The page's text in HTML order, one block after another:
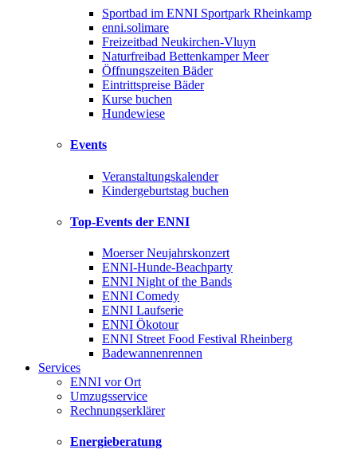
Sportbad im ENNI Sportpark Rheinkamp
enni.solimare
Freizeitbad Neukirchen-Vluyn
Naturfreibad Bettenkamper Meer
Öffnungszeiten Bäder
Eintrittspreise Bäder
Kurse buchen
Hundewiese
Events
Veranstaltungskalender
Kindergeburtstag buchen
Top-Events der ENNI
Moerser Neujahrskonzert
ENNI-Hunde-Beachparty
ENNI Night of the Bands
ENNI Comedy
ENNI Laufserie
ENNI Ökotour
ENNI Street Food Festival Rheinberg
Badewannenrennen
Services
ENNI vor Ort
Umzugsservice
Rechnungserklärer
Energieberatung